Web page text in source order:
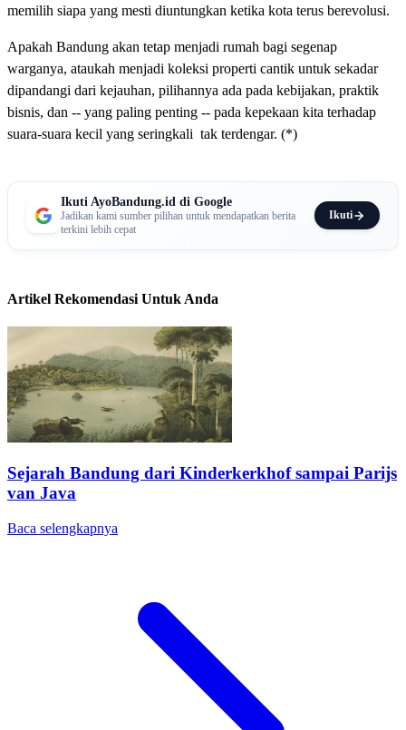
memilih siapa yang mesti diuntungkan ketika kota terus berevolusi.
Apakah Bandung akan tetap menjadi rumah bagi segenap
warganya, ataukah menjadi koleksi properti cantik untuk sekadar
dipandangi dari kejauhan, pilihannya ada pada kebijakan, praktik
bisnis, dan -- yang paling penting -- pada kepekaan kita terhadap
suara-suara kecil yang seringkali tak terdengar. (*)
Ikuti AyoBandung.id di Google
Jadikan kami sumber pilihan untuk mendapatkan berita
terkini lebih cepat
Ikuti
Artikel Rekomendasi Untuk Anda
Sejarah Bandung dari Kinderkerkhof sampai Parijs
van Java
Baca selengkapnya